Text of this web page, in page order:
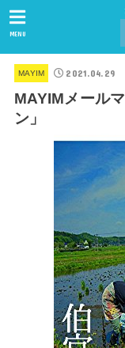
MENU
MAYIM 2021.04.29
MAYIMメール
ン」